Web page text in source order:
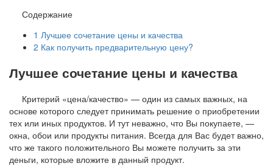
Содержание
1 Лучшее сочетание цены и качества
2 Как получить предварительную цену?
Лучшее сочетание цены и качества
Критерий «цена/качество» — один из самых важных, на
основе которого следует принимать решение о приобретении
тех или иных продуктов. И тут неважно, что Вы покупаете, —
окна, обои или продукты питания. Всегда для Вас будет важно,
что же такого положительного Вы можете получить за эти
деньги, которые вложите в данный продукт.